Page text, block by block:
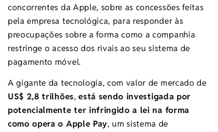
concorrentes da Apple, sobre as concessões feitas
pela empresa tecnológica, para responder às
preocupações sobre a forma como a companhia
restringe o acesso dos rivais ao seu sistema de
pagamento móvel.
A gigante da tecnologia, com valor de mercado de
US$ 2,8 trilhões,está sendo investigada por
potencialmente ter infringido a lei na forma
como opera o Apple Pay, um sistema de